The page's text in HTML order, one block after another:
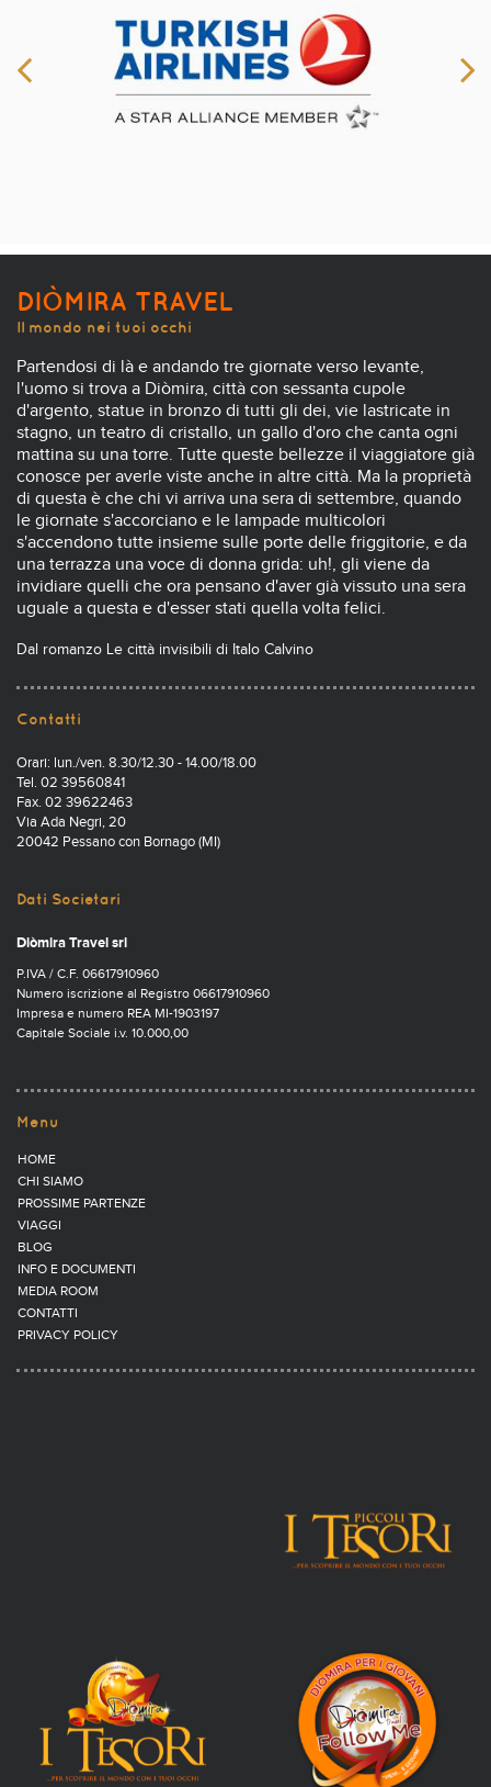
DIÒMIRA TRAVEL
Il mondo nei tuoi occhi
Partendosi di là e andando tre giornate verso levante,
l'uomo si trova a Diòmira, città con sessanta cupole
d'argento, statue in bronzo di tutti gli dei, vie lastricate in
stagno, un teatro di cristallo, un gallo d'oro che canta ogni
mattina su una torre. Tutte queste bellezze il viaggiatore già
conosce per averle viste anche in altre città. Ma la proprietà
di questa è che chi vi arriva una sera di settembre, quando
le giornate s'accorciano e le lampade multicolori
s'accendono tutte insieme sulle porte delle friggitorie, e da
una terrazza una voce di donna grida: uh!, gli viene da
invidiare quelli che ora pensano d'aver già vissuto una sera
uguale a questa e d'esser stati quella volta felici.
Dal romanzo Le città invisibili di Italo Calvino
Contatti
Orari: lun./ven. 8.30/12.30 - 14.00/18.00
Tel. 02 39560841
Fax. 02 39622463
Via Ada Negri, 20
20042 Pessano con Bornago (MI)
Dati Societari
Diòmira Travel srl
P.IVA / C.F. 06617910960
Numero iscrizione al Registro 06617910960
Impresa e numero REA MI-1903197
Capitale Sociale i.v. 10.000,00
Menu
HOME
CHI SIAMO
PROSSIME PARTENZE
VIAGGI
BLOG
INFO E DOCUMENTI
MEDIA ROOM
CONTATTI
PRIVACY POLICY